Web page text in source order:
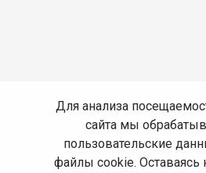
Для анализа
сайта мы
пользовательские
файлы cookie. Оставаясь